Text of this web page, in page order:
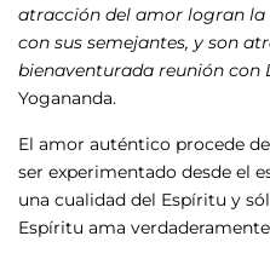
atracción del amor logran
con sus semejantes, y son
bienaventurada reunión con
Yogananda.
El amor auténtico procede
ser experimentado desde el
una cualidad del Espíritu y
Espíritu ama